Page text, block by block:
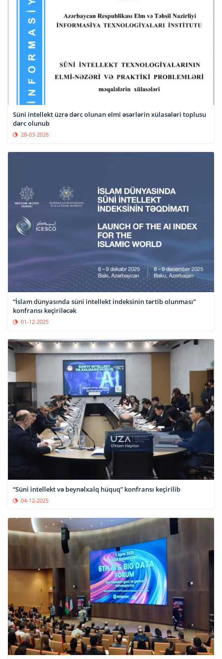
Süni intellekt üzrə dərc olunan elmi əsərlərin xülasələri toplusu
dərc olunub
28-03-2026
“İslam dünyasında süni intellekt indeksinin tərtib olunması”
konfransı keçiriləcək
01-12-2025
“Süni intellekt və beynəlxalq hüquq” konfransı keçirilib
04-12-2025